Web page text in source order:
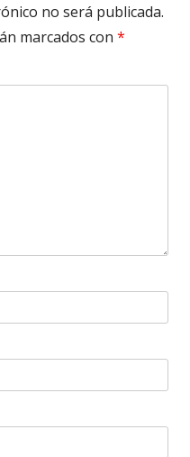
no será publicada.
marcados con *